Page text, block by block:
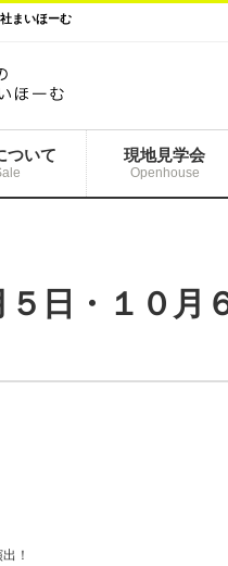
まいほーむ
ついて 現地見学会
Openhouse
日・１０月
！